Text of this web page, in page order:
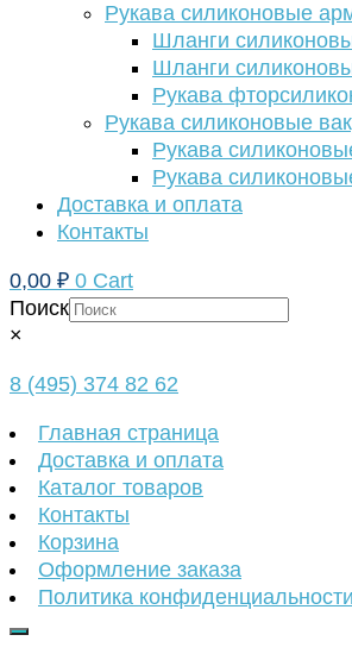
Рукава силиконовые
Шланги
Шланги
Рукава
Рукава силиконовые
Рукава
Рукава
Доставка и оплата
Контакты
0,00 ₽ 0 Cart
Поиск
×
8 (495) 374 82 62
Главная страница
Доставка и оплата
Каталог товаров
Контакты
Корзина
Оформление заказа
Политика конфиденциальности